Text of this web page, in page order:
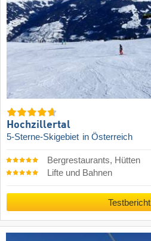
Hochzillertal
5-Sterne-Skigebiet in Österreich
Bergrestaurants, Hütten
Lifte und Bahnen
Testbericht